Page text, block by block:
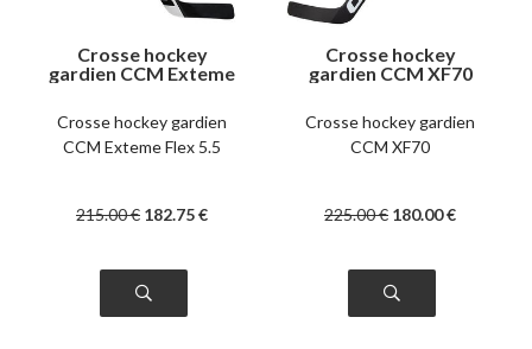
Crosse hockey
gardien CCM Exteme
intermédiaire
Crosse hockey gardien
CCM Exteme Flex 5.5
215.00€ 182.75€
Crosse hockey
gardien CCM XF70
Crosse hockey gardien
CCM XF70
225.00€ 180.00€